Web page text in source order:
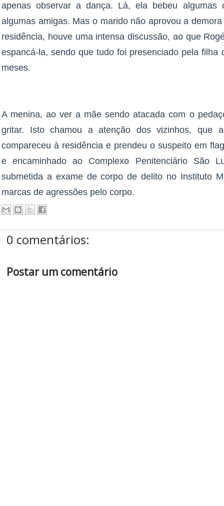
apenas observar a dança. Lá, ela bebeu
algumas amigas. Mas o marido não aprovou a
residência, houve uma intensa discussão, ao que
espancá-la, sendo que tudo foi presenciado pela
meses.
A menina, ao ver a mãe sendo atacada com o
gritar. Isto chamou a atenção dos vizinhos, que
compareceu à residência e prendeu o suspeito em
e encaminhado ao Complexo Penitenciário São
submetida a exame de corpo de delito no Instituto
marcas de agressões pelo corpo.
0 comentários:
Postar um comentário